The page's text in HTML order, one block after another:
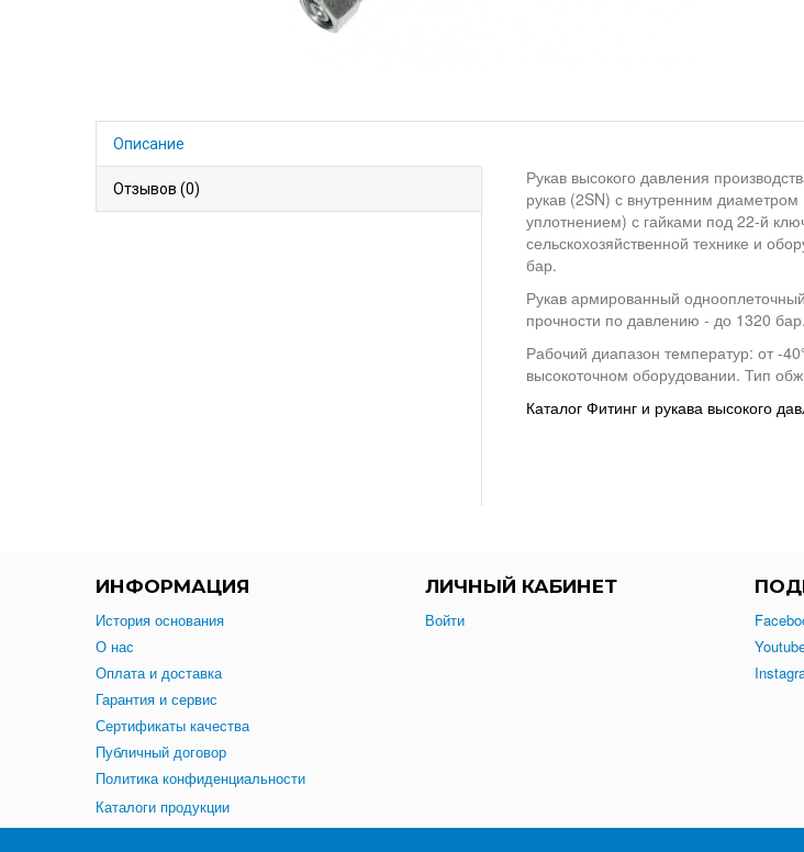
Описание
Отзывов (0)
Рукав высокого давления
рукав (2SN) с внутренним
уплотнением) с гайками под 22-й
сельскохозяйственной технике и
бар.
Рукав армированный
прочности по давлению - до 1320
Рабочий диапазон температур: от -
высокоточном оборудовании. Тип
Каталог Фитинг и рукава высокого
ИНФОРМАЦИЯ
История основания
О нас
Оплата и доставка
Гарантия и сервис
Сертификаты качества
Публичный договор
Политика конфиденциальности
Каталоги продукции
ЛИЧНЫЙ КАБИНЕТ
Войти